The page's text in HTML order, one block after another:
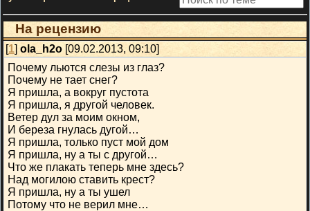
На рецензию
[1] ola_h2o [09.02.2013, 09:10]
Почему льются слезы из глаз?
Почему не тает снег?
Я пришла, а вокруг пустота
Я пришла, я другой человек.
Ветер дул за моим окном,
И береза гнулась дугой…
Я пришла, только пуст мой дом
Я пришла, ну а ты с другой…
Что же плакать теперь мне здесь?
Над могилою ставить крест?
Я пришла, ну а ты ушел
Потому что не верил мне…